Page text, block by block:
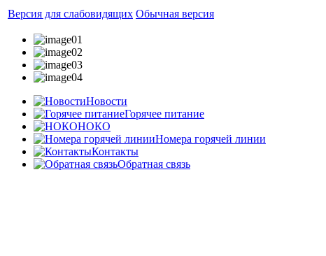
Версия для слабовидящих Обычная версия
Новости
Горячее питание
НОКО
Номера горячей линии
Контакты
Обратная связь